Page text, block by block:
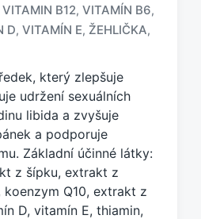
VITAMIN B12, VITAMÍN B6,
D, VITAMÍN E, ŽEHLIČKA,
který zlepšuje
udržení sexuálních
libida a zvyšuje
a podporuje
Základní účinné látky:
z šípku, extrakt z
koenzym Q10, extrakt z
D, vitamín E, thiamin,